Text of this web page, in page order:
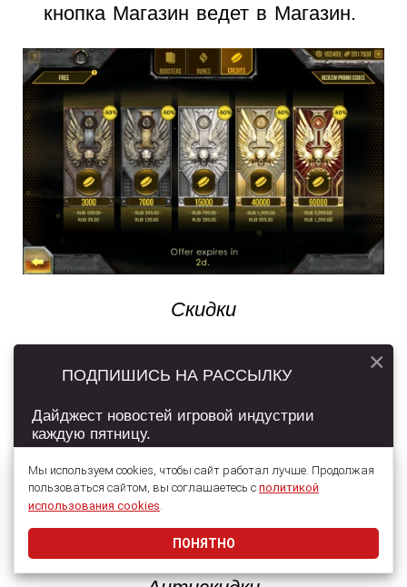
кнопка Магазин ведет в Магазин.
Скидки
Мы используем cookies, чтобы сайт работал лучше. Продолжая
пользоваться сайтом, вы соглашаетесь с политикой
использования cookies.
ПОНЯТНО
ПОДПИШИСЬ НА РАССЫЛКУ
Дайджест новостей игровой индустрии
каждую пятницу.
Даю согласие на обработкуперсональных данных
×